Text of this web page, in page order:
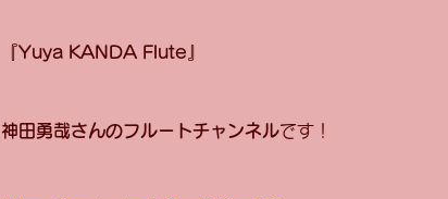
『Yuya KANDA Flute』
神田勇哉さんのフルートチャンネルです！